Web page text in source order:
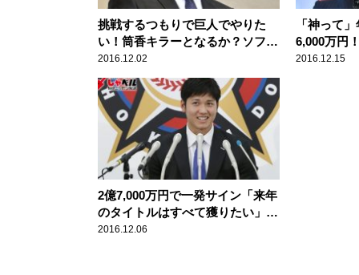
挑戦するつもりで巨人でやりた
い！筒香キラーとなるか？ソフト
バンク・森福允彦投手(30歳) スポ
ーツ人間模様
2016.12.02
「神って
6,000万円
率)10割、(
2016.12.15
2億7,000万円で一発サイン「来年
のタイトルはすべて獲りたい」日
本ハム・大谷翔平投手(22歳)スポ
2016.12.06